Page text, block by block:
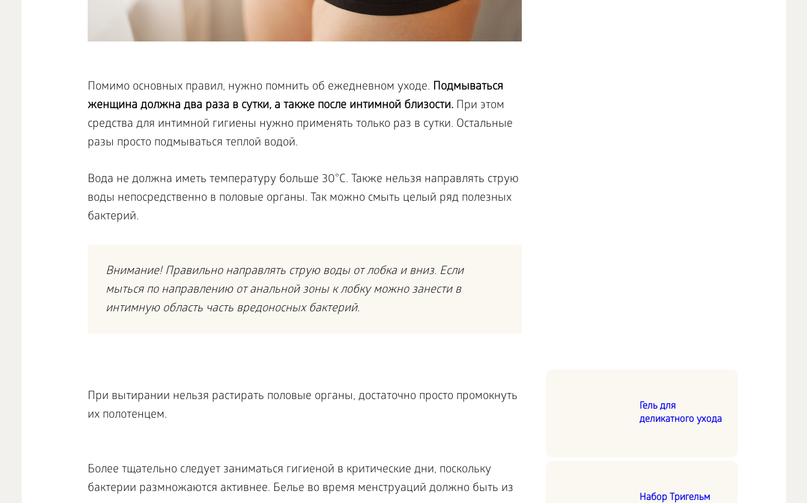
Помимо основных правил, нужно помнить об ежедневном уходе. Подмываться
женщина должна два раза в сутки, а также после интимной близости.При этом
средства для интимной гигиены нужно применять только раз в сутки. Остальные
разы просто подмываться теплой водой.
Вода не должна иметь температуру больше 30°С. Также нельзя направлять струю
воды непосредственно в половые органы. Так можно смыть целый ряд полезных
бактерий.
Внимание! Правильно направлять струю воды от лобка и вниз. Если
мыться по направлению от анальной зоны к лобку можно занести в
интимную область часть вредоносных бактерий.
Гель для
деликатного ухода
При вытирании нельзя растирать половые органы, достаточно просто промокнуть
их полотенцем.
Набор Тригельм
Более тщательно следует заниматься гигиеной в критические дни, поскольку
бактерии размножаются активнее. Белье во время менструаций должно быть из